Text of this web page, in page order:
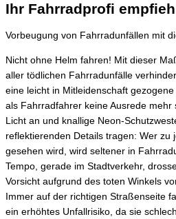
Ihr Fahrradprofi
Vorbeugung von Fahrradunfällen mit
Nicht ohne Helm fahren! Mit dieser
aller tödlichen Fahrradunfälle
eine leicht in Mitleidenschaft
als Fahrradfahrer keine Ausrede mehr
Licht an und knallige Neon-
reflektierenden Details tragen: Wer zu
gesehen wird, wird seltener in
Tempo, gerade im Stadtverkehr,
Vorsicht aufgrund des toten Winkels
Immer auf der richtigen Straßenseite
ein erhöhtes Unfallrisiko, da sie